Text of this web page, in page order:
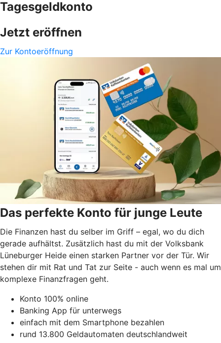
Tagesgeldkonto
Jetzt eröffnen
Zur Kontoeröffnung
Das perfekte Konto für junge Leute
Die Finanzen hast du selber im Griff – egal, wo du dich
gerade aufhältst. Zusätzlich hast du mit der Volksbank
Lüneburger Heide einen starken Partner vor der Tür. Wir
stehen dir mit Rat und Tat zur Seite - auch wenn es mal um
komplexe Finanzfragen geht.
Konto 100% online
Banking App für unterwegs
einfach mit dem Smartphone bezahlen
rund 13.800 Geldautomaten deutschlandweit